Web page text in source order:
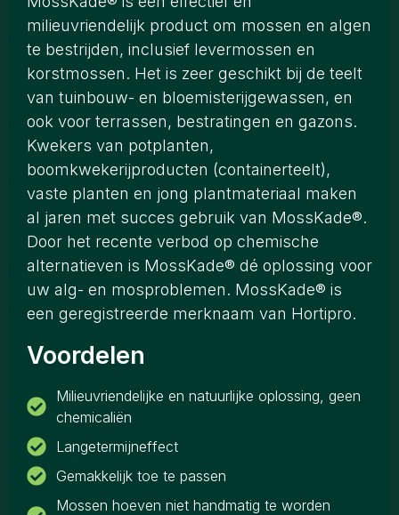
milieuvriendelijk product om mossen en algen
te bestrijden, inclusief levermossen en
korstmossen. Het is zeer geschikt bij de teelt
van tuinbouw- en bloemisterijgewassen, en
ook voor terrassen, bestratingen en gazons.
Kwekers van potplanten,
boomkwekerijproducten (containerteelt),
vaste planten en jong plantmateriaal maken
al jaren met succes gebruik van MossKade®.
Door het recente verbod op chemische
alternatieven is MossKade® dé oplossing voor
uw alg- en mosproblemen. MossKade® is
een geregistreerde merknaam van Hortipro.
Voordelen
Milieuvriendelijke en natuurlijke oplossing, geen
chemicaliën
Langetermijneffect
Gemakkelijk toe te passen
Mossen hoeven niet handmatig te worden